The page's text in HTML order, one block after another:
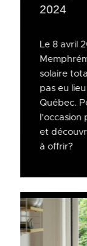
2024
Le 8 avril
solaire
pas eu
Québec.
et
à offrir?